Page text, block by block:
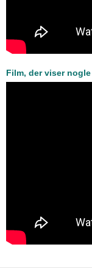
Film, der viser